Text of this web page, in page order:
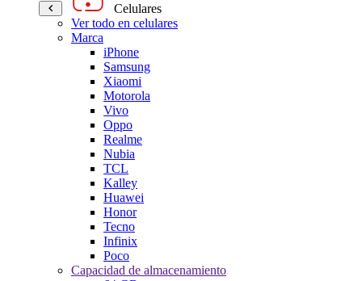
Celulares
Ver todo en celulares
Marca
iPhone
Samsung
Xiaomi
Motorola
Vivo
Oppo
Realme
Nubia
TCL
Kalley
Huawei
Honor
Tecno
Infinix
Poco
Capacidad de almacenamiento